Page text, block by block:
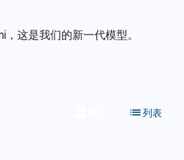
这是我们的新一代模型。